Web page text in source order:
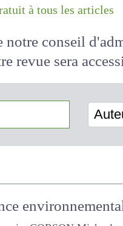
notre conseil
revue sera